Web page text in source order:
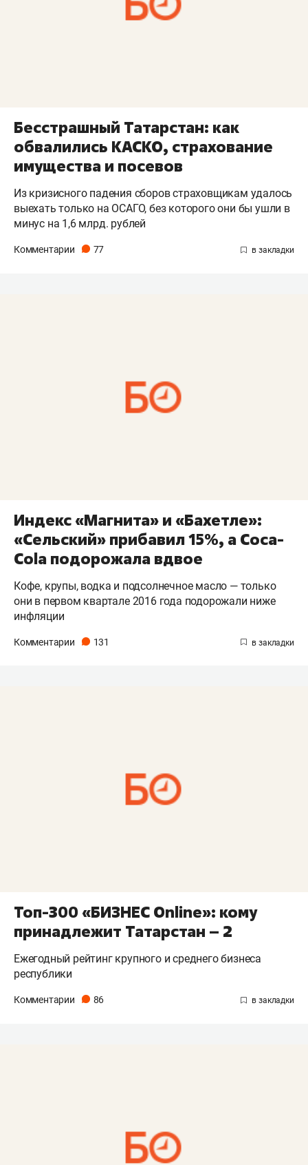
Бесстрашный Татарстан: как
обвалились КАСКО, страхование
имущества и посевов
Из кризисного падения сборов страховщикам удалось
выехать только на ОСАГО, без которого они бы ушли в
минус на 1,6 млрд. рублей
Комментарии 77
Индекс «Магнита» и «Бахетле»:
«Сельский» прибавил 15%, а Coca-
Cola подорожала вдвое
Кофе, крупы, водка и подсолнечное масло — только
они в первом квартале 2016 года подорожали ниже
инфляции
Комментарии 131
Топ-300 «БИЗНЕС Online»: кому
принадлежит Татарстан – 2
Ежегодный рейтинг крупного и среднего бизнеса
республики
Комментарии 86